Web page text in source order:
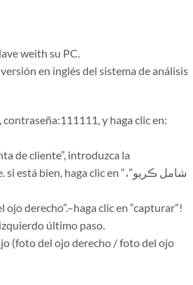
weith su PC.
en inglés del sistema de análisis
, contraseña:111111, y haga clic en:
de cliente”, introduzca la
está bien, haga clic en “شامل ڪريو”،
ojo derecho”.–haga clic en “capturar”!
último paso.
(foto del ojo derecho / foto del ojo